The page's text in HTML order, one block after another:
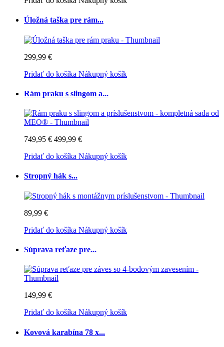
Úložná taška pre rám...
299,99 €
Pridať do košíka Nákupný košík
Rám praku s slingom a...
749,95 € 499,99 €
Pridať do košíka Nákupný košík
Stropný hák s...
89,99 €
Pridať do košíka Nákupný košík
Súprava reťaze pre...
149,99 €
Pridať do košíka Nákupný košík
Kovová karabína 78 x...